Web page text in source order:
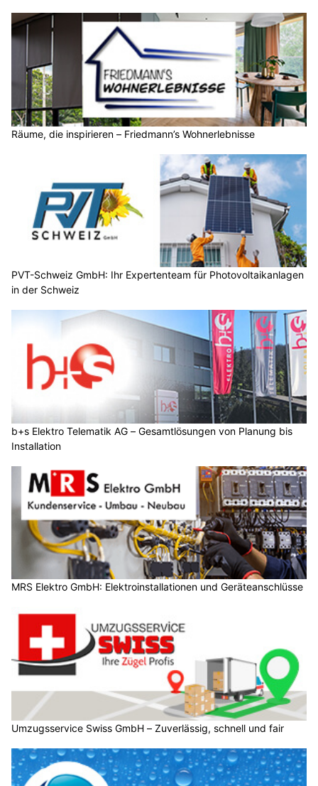
Räume, die inspirieren – Friedmann’s Wohnerlebnisse
PVT-Schweiz GmbH: Ihr Expertenteam für Photovoltaikanlagen
in der Schweiz
b+s Elektro Telematik AG – Gesamtlösungen von Planung bis
Installation
MRS Elektro GmbH: Elektroinstallationen und Geräteanschlüsse
Umzugsservice Swiss GmbH – Zuverlässig, schnell und fair